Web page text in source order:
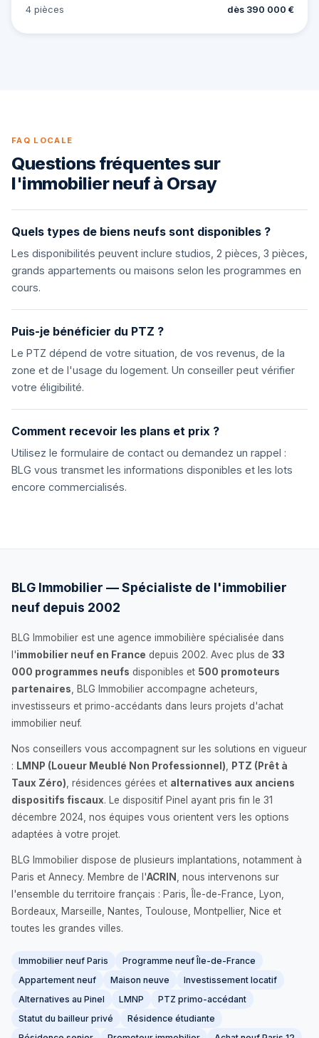
4 pièces
dès 390 000 €
FAQ LOCALE
Questions fréquentes sur
l'immobilier neuf à Orsay
Quels types de biens neufs sont disponibles ?
Les disponibilités peuvent inclure studios, 2 pièces, 3 pièces,
grands appartements ou maisons selon les programmes en
cours.
Puis-je bénéficier du PTZ ?
Le PTZ dépend de votre situation, de vos revenus, de la
zone et de l'usage du logement. Un conseiller peut vérifier
votre éligibilité.
Comment recevoir les plans et prix ?
Utilisez le formulaire de contact ou demandez un rappel :
BLG vous transmet les informations disponibles et les lots
encore commercialisés.
BLG Immobilier — Spécialiste de l'immobilier
neuf depuis 2002
BLG Immobilier est une agence immobilière spécialisée dans
l'immobilier neuf en France depuis 2002. Avec plus de 33
000 programmes neufs disponibles et 500 promoteurs
partenaires , BLG Immobilier accompagne acheteurs,
investisseurs et primo-accédants dans leurs projets d'achat
immobilier neuf.
Nos conseillers vous accompagnent sur les solutions en vigueur
: LMNP (Loueur Meublé Non Professionnel)
PTZ (Prêt à
Taux Zéro) , résidences gérées et alternatives aux anciens
dispositifs fiscaux. Le dispositif Pinel ayant pris fin le 31
décembre 2024, nos équipes vous orientent vers les options
adaptées à votre projet.
BLG Immobilier dispose de plusieurs implantations, notamment à
Paris et Annecy. Membre de l'ACRIN
, nous intervenons sur
l'ensemble du territoire français : Paris, Île-de-France, Lyon,
Bordeaux, Marseille, Nantes, Toulouse, Montpellier, Nice et
toutes les grandes villes.
Immobilier neuf Paris
Programme neuf Île-de-France
Appartement neuf
Maison neuve
Investissement locatif
Alternatives au Pinel
LMNP
PTZ primo-accédant
Statut du bailleur privé
Résidence étudiante